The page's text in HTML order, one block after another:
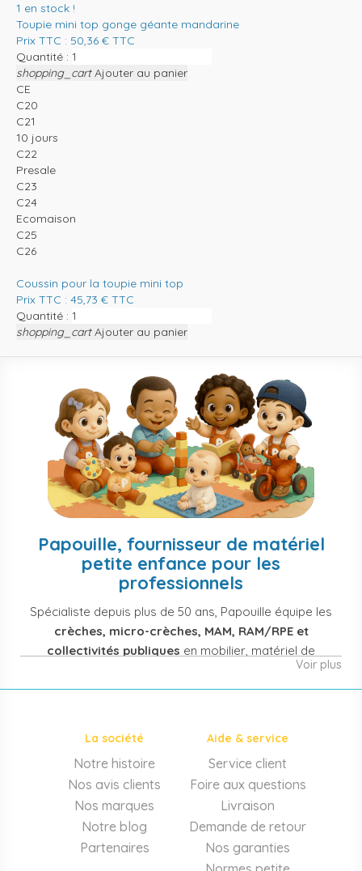
1 en stock !
Toupie mini top gonge géante mandarine
Prix TTC : 50,36 € TTC
Quantité :
shopping_cart Ajouter au panier
CE
C20
C21
10 jours
C22
Presale
C23
C24
Ecomaison
C25
C26
Coussin pour la toupie mini top
Prix TTC : 45,73 € TTC
Quantité :
shopping_cart Ajouter au panier
Papouille, fournisseur de matériel
petite enfance pour les
professionnels
Spécialiste depuis plus de 50 ans, Papouille équipe les
crèches, micro-crèches, MAM, RAM/RPE et
collectivités publiques en mobilier, matériel de
puériculture, jouets et équipement pour structures
d'accueil de la petite enfance. Notre offre couvre
Mobilier et équipement de crèche
Lits crèche en bois, couchettes empilables, meubles à
langer sur mesure en résine antibactérienne, tables et
chaises adaptées aux 0-6 ans, banc-vestiaire, barrières de
séparation. Tout le matériel pour aménager une structure
Voir plus
La société
Notre histoire
Nos avis clients
Nos marques
Notre blog
Partenaires
Aide & service
Service client
Foire aux questions
Livraison
Demande de retour
Nos garanties